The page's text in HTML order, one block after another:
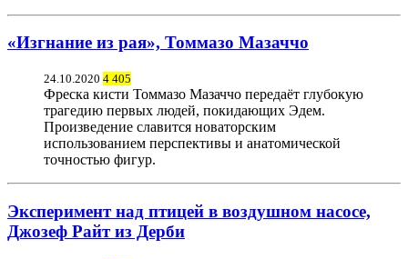
«Изгнание из рая», Томмазо Мазаччо
24.10.2020 4 405
Фреска кисти Томмазо Мазаччо передаёт глубокую
трагедию первых людей, покидающих Эдем.
Произведение славится новаторским
использованием перспективы и анатомической
точностью фигур.
Эксперимент над птицей в воздушном насосе,
Джозеф Райт из Дерби